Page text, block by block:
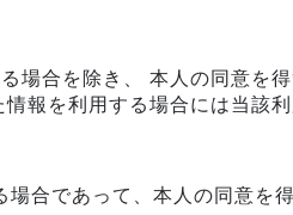
場合を除き、 本人の同意を
報を利用する場合には当該
合であって、本人の同意を